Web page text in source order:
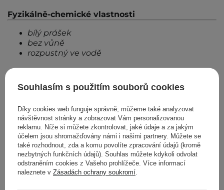
Fyzikálně-chemické vlastnosti
bílý prášek
bez vůně
rozpustný ve vodě
Zobrazit další příspěvky zSrpen 2021
Cosibella Newsletter
Souhlasím s použitím souborů cookies
Díky cookies web funguje správně; můžeme také analyzovat
návštěvnost stránky a zobrazovat Vám personalizovanou
reklamu. Níže si můžete zkontrolovat, jaké údaje a za jakým
účelem jsou shromažďovány námi i našimi partnery. Můžete se
také rozhodnout, zda a komu povolíte zpracování údajů (kromě
nezbytných funkčních údajů). Souhlas můžete kdykoli odvolat
odstraněním cookies z Vašeho prohlížeče. Více informací
naleznete v Zásadách ochrany soukromí